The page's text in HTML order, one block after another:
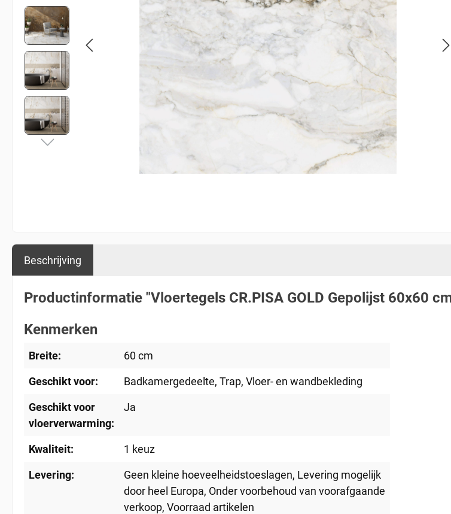
Beschrijving
Productinformatie "Vloertegels CR.PISA GOLD Gepolijst 60x60
Kenmerken
Breite: 60 cm
Geschikt voor: Badkamergedeelte, Trap, Vloer- en wandbekleding
Geschikt voor
vloerverwarming:
Ja
Kwaliteit: 1 keuz
Levering: Geen kleine hoeveelheidstoeslagen, Levering mogelijk
door heel Europa, Onder voorbehoud van voorafgaande
verkoop, Voorraad artikelen